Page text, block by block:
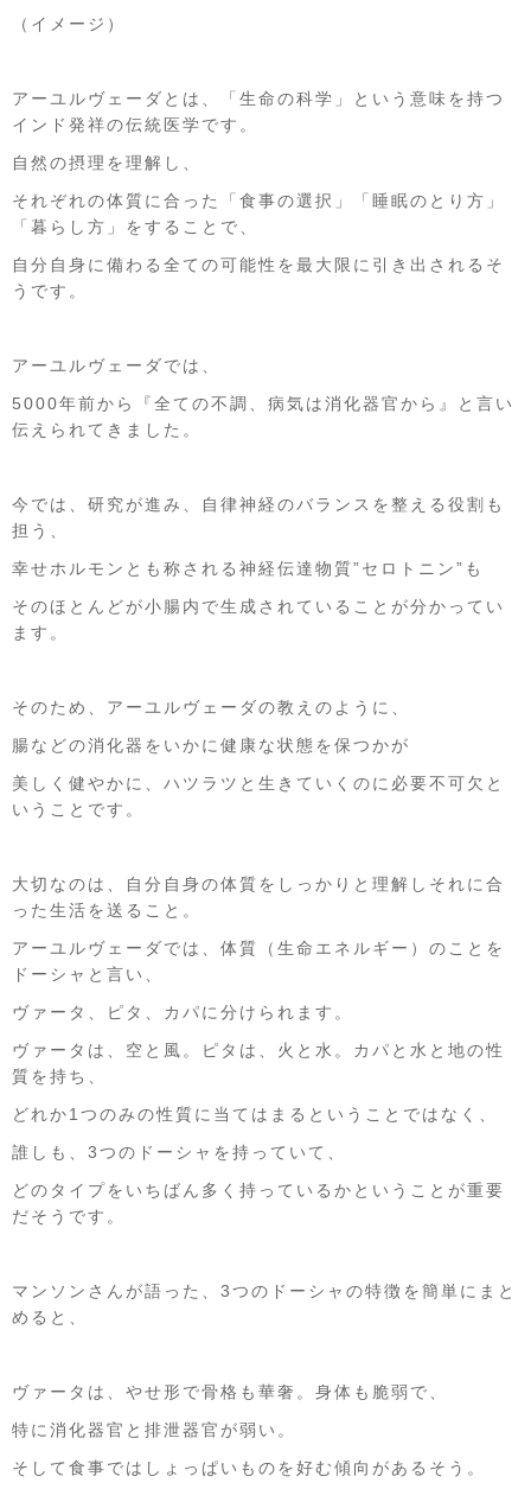
（イメージ）
アーユルヴェーダとは、「生命の科学」という意味を持つ
インド発祥の伝統医学です。
自然の摂理を理解し、
それぞれの体質に合った「食事の選択」「睡眠のとり方」
「暮らし方」をすることで、
自分自身に備わる全ての可能性を最大限に引き出されるそ
うです。
アーユルヴェーダでは、
5000年前から『全ての不調、病気は消化器官から』と言い
伝えられてきました。
今では、研究が進み、自律神経のバランスを整える役割も
担う、
幸せホルモンとも称される神経伝達物質”セロトニン”も
そのほとんどが小腸内で生成されていることが分かってい
ます。
そのため、アーユルヴェーダの教えのように、
腸などの消化器をいかに健康な状態を保つかが
美しく健やかに、ハツラツと生きていくのに必要不可欠と
いうことです。
大切なのは、自分自身の体質をしっかりと理解しそれに合
った生活を送ること。
アーユルヴェーダでは、体質（生命エネルギー）のことを
ドーシャと言い、
ヴァータ、ピタ、カパに分けられます。
ヴァータは、空と風。ピタは、火と水。カパと水と地の性
質を持ち、
どれか1つのみの性質に当てはまるということではなく、
誰しも、3つのドーシャを持っていて、
どのタイプをいちばん多く持っているかということが重要
だそうです。
マンソンさんが語った、3つのドーシャの特徴を簡単にまと
めると、
ヴァータは、やせ形で骨格も華奢。身体も脆弱で、
特に消化器官と排泄器官が弱い。
そして食事ではしょっぱいものを好む傾向があるそう。